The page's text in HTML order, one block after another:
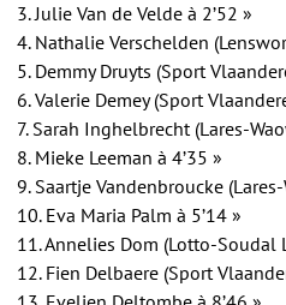
3. Julie Van de Velde à 2’52 »
4. Nathalie Verschelden
5. Demmy Druyts (Sport
6. Valerie Demey (Sport
7. Sarah Inghelbrecht (Lares-
8. Mieke Leeman à 4’35 »
9. Saartje Vandenbroucke
10. Eva Maria Palm à 5’14 »
11. Annelies Dom (Lotto-Soudal
12. Fien Delbaere (Sport